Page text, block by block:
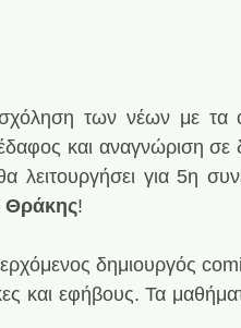
των νέων με τα
και αναγνώριση
για 5η
Θράκης!
δημιουργός
και εφήβους. Τα